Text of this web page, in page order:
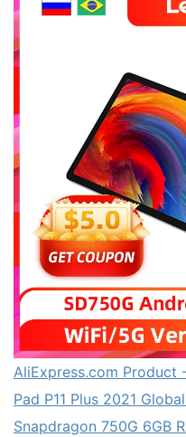
AliExpress.com Product
Pad P11 Plus 2021
Snapdragon 750G 6GB